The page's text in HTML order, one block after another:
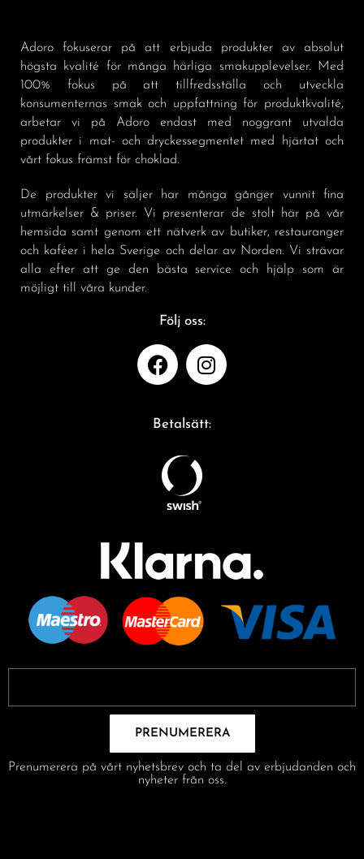
Adoro fokuserar på att erbjuda produkter av absolut
högsta kvalité för många härliga smakupplevelser. Med
100% fokus på att tillfredsställa och utveckla
konsumenternas smak och uppfattning för produktkvalité,
arbetar vi på Adoro endast med noggrant utvalda
produkter i mat- och dryckessegmentet med hjärtat och
vårt fokus främst för choklad.
De produkter vi säljer har många gånger vunnit fina
utmärkelser & priser. Vi presenterar de stolt här på vår
hemsida samt genom ett nätverk av butiker, restauranger
och kaféer i hela Sverige och delar av Norden. Vi strävar
alla efter att ge den bästa service och hjälp som är
möjligt till våra kunder.
Följ oss:
Betalsätt:
PRENUMERERA
Prenumerera på vårt nyhetsbrev och ta del av erbjudanden och
nyheter från oss.